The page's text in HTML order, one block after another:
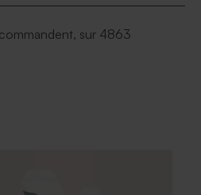
sur 4863